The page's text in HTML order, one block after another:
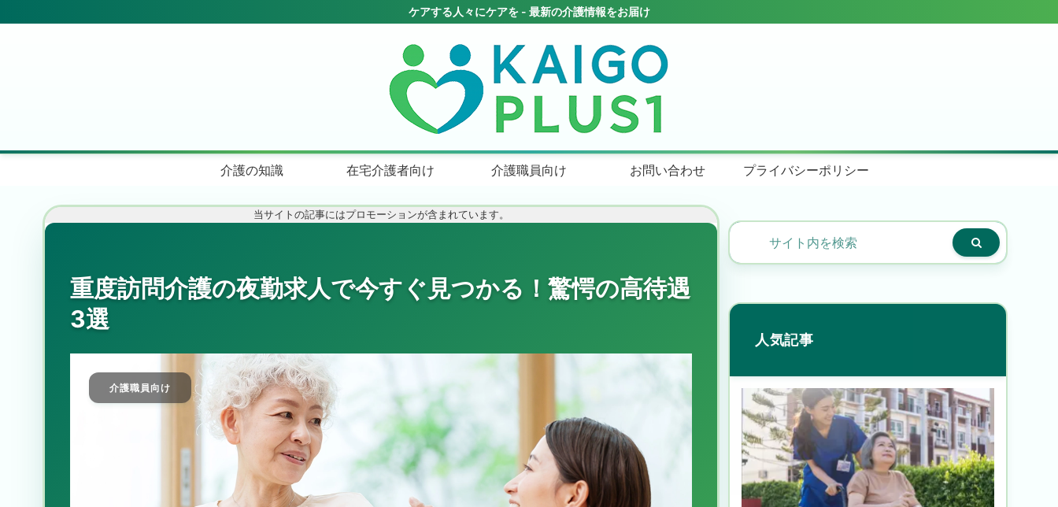
介護の知識 在宅介護者向け 介護職員向け お問い合わせ プライバシーポリシー
当サイトの記事にはプロモーションが含まれています。
重度訪問介護の夜勤求人で今すぐ見つかる！驚愕の高待遇
3選
介護職員向け
人気記事